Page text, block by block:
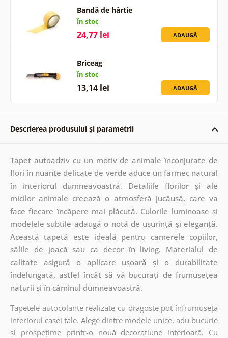
Bandă de hârtie
În stoc
24,77 lei ADAUGĂ
Briceag
În stoc
13,14 lei ADAUGĂ
Descrierea produsului și parametrii
Tapet autoadziv cu un motiv de animale înconjurate de
flori în nuanțe delicate de verde aduce un farmec natural
în interiorul dumneavoastră. Detaliile florilor și ale
micilor animale creează o atmosferă jucăușă, care va
face fiecare încăpere mai plăcută. Culorile luminoase și
modelele subtile adaugă o notă de ușurință și eleganță.
Această tapetă este ideală pentru camerele copiilor,
sălile de joacă sau ca decor în living. Materialul de
calitate asigură o aplicare ușoară și o durabilitate
îndelungată, astfel încât să vă bucurați de frumusețea
naturii și în căminul dumneavoastră.
Tapetele autocolante realizate cu dragoste pot înfrumuseța
interiorul casei tale. Alege dintre modele unice, adu bucurie
și prospețime printr-o nouă decorațiune interioară. Cu